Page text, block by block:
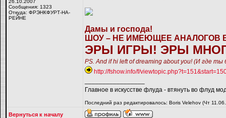
26.10.2007
Сообщения: 1323
Откуда: ФРЭНКФУРТ-НА-
РЕЙНЕ
Дамы и господа!
ШОУ – НЕ ИМЕЮЩЕЕ АНАЛОГОВ
ЭРЫ ИГРЫ! ЭРЫ
PS. And if hi left of dreaming about you! (И где
http://fshow.info/f/
Главное в искусстве флуда - втянуть во флуд
Последний раз редактировалось: Boris Velehov (Чт
Вернуться к началу